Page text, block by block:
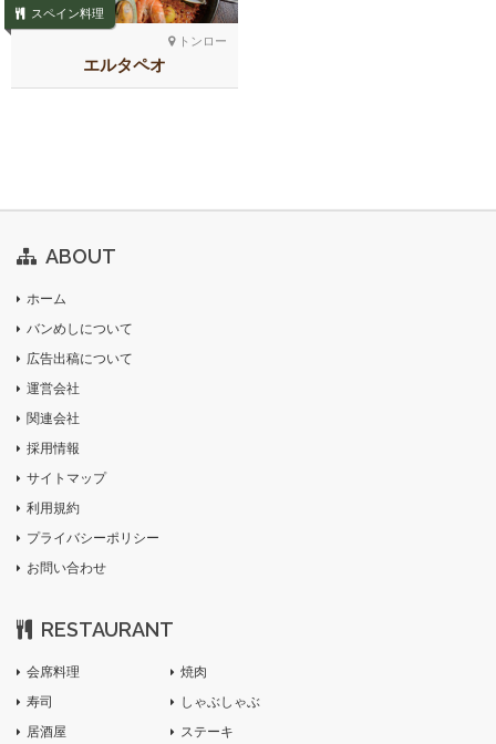
トンロー
スペイン料理
エルタペオ
ABOUT
ホーム
バンめしについて
広告出稿について
運営会社
関連会社
採用情報
サイトマップ
利用規約
プライバシーポリシー
お問い合わせ
RESTAURANT
会席料理
寿司
居酒屋
焼肉
しゃぶしゃぶ
ステーキ